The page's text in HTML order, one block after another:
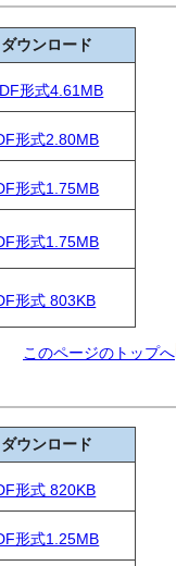
ダウンロード
形式4.61MB
形式2.80MB
形式1.75MB
形式1.75MB
形式 803KB
このページのトップへ
ダウンロード
形式 820KB
形式1.25MB